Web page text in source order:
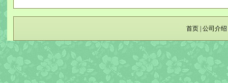
首页 公司介绍